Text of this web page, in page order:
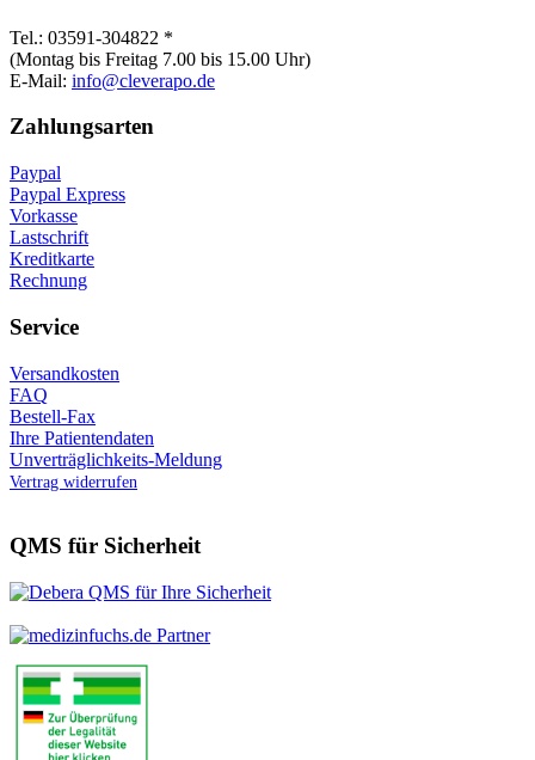
Tel.: 03591-304822 *
(Montag bis Freitag 7.00 bis 15.00 Uhr)
E-Mail: info@cleverapo.de
Zahlungsarten
Paypal
Paypal Express
Vorkasse
Lastschrift
Kreditkarte
Rechnung
Service
Versandkosten
FAQ
Bestell-Fax
Ihre Patientendaten
Unverträglichkeits-Meldung
Vertrag widerrufen
QMS für Sicherheit